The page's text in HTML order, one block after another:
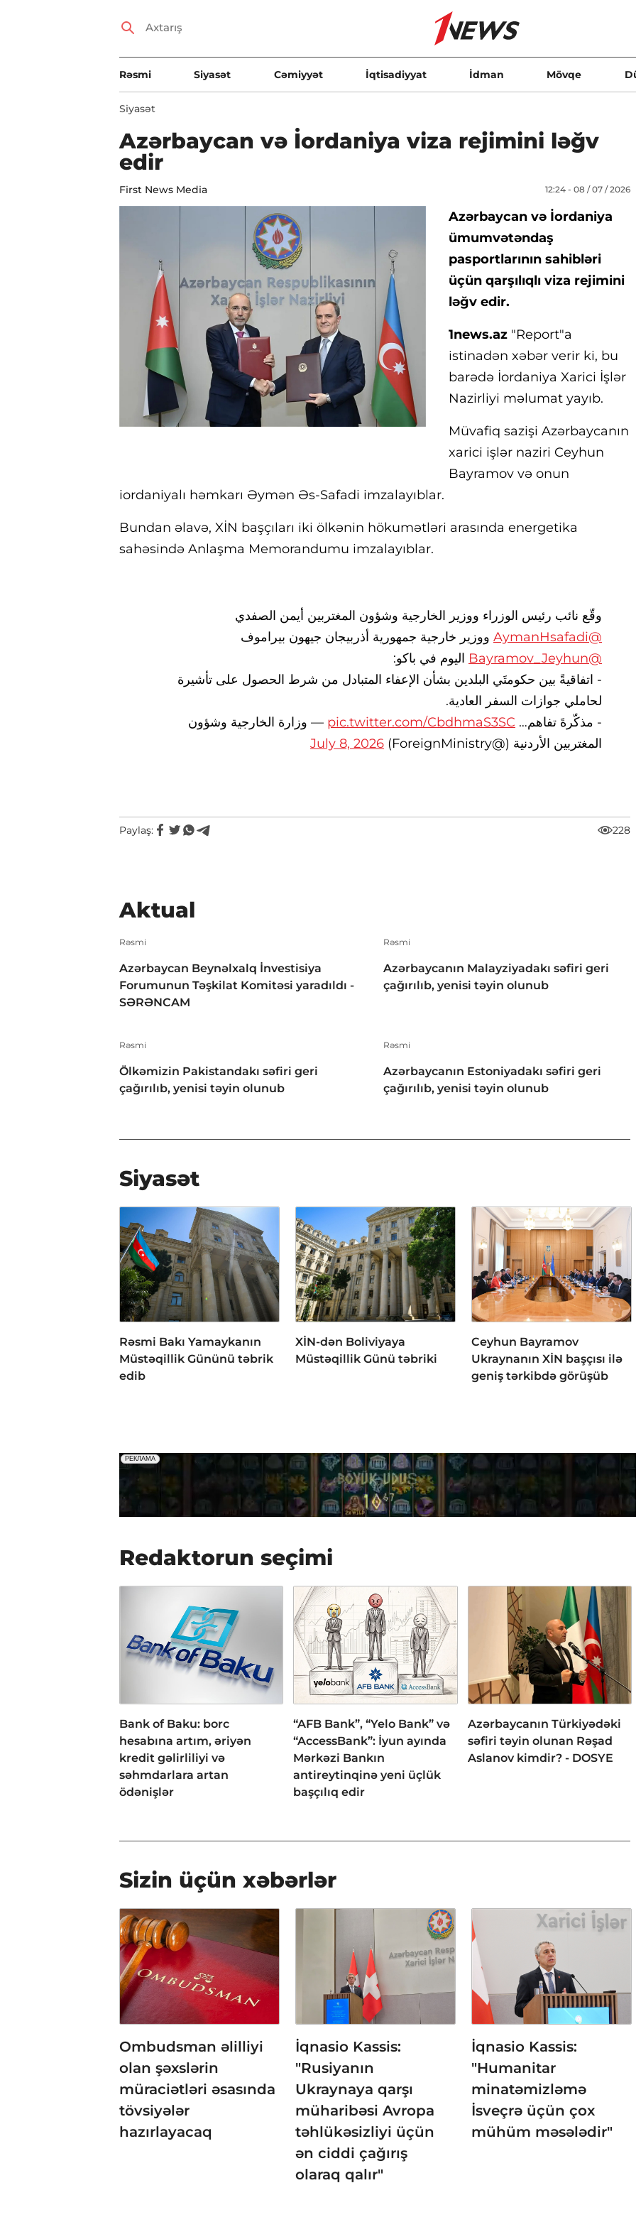
Rəsmi Siyasət Cəmiyyət İqtisadiyyat İdman Mövqe
Siyasət
Azərbaycan və İordaniya viza rejimini ləğv
edir
First News Media 12:24 - 08 / 07 / 2026
Azərbaycan və İordaniya
ümumvətəndaş
pasportlarının sahibləri
üçün qarşılıqlı viza rejimini
ləğv edir.
1news.az "Report"a
istinadən xəbər verir ki, bu
barədə İordaniya Xarici İşlər
Nazirliyi məlumat yayıb.
Müvafiq sazişi Azərbaycanın
xarici işlər naziri Ceyhun
Bayramov və onun
iordaniyalı həmkarı Əymən Əs-Safadi imzalayıblar.
Bundan əlavə, XİN başçıları iki ölkənin hökumətləri arasında energetika
sahəsində Anlaşma Memorandumu imzalayıblar.
وقّع نائب رئيس الوزراء ووزير الخارجية وشؤون المغتربين أيمن الصفدي
@AymanHsafadi
ووزير خارجية جمهورية أذربيجان جيهون بيراموف
@Bayramov_Jeyhun
اليوم في باكو:
- اتفاقيةً بين حكومتَي البلدين بشأن الإعفاء المتبادل من شرط الحصول على تأشيرة
لحاملي جوازات السفر العادية.
- مذكّرةَ تفاهم… pic.twitter.com/CbdhmaS3SC — وزارة الخارجية وشؤون
المغتربين الأردنية (@ForeignMinistry)
July 8, 2026
Paylaş: 228
Aktual
Rəsmi
Azərbaycan Beynəlxalq İnvestisiya
Forumunun Təşkilat Komitəsi yaradıldı -
SƏRƏNCAM
Rəsmi
Azərbaycanın Malayziyadakı səfiri geri
çağırılıb, yenisi təyin olunub
Rəsmi
Ölkəmizin Pakistandakı səfiri geri
çağırılıb, yenisi təyin olunub
Rəsmi
Azərbaycanın Estoniyadakı səfiri geri
çağırılıb, yenisi təyin olunub
Siyasət
Rəsmi Bakı Yamaykanın
Müstəqillik Gününü təbrik
edib
XİN-dən Boliviyaya
Müstəqillik Günü təbriki
Ceyhun Bayramov
Ukraynanın XİN başçısı ilə
geniş tərkibdə görüşüb
Redaktorun seçimi
Bank of Baku: borc
hesabına artım, əriyən
kredit gəlirliliyi və
səhmdarlara artan
ödənişlər
“AFB Bank”, “Yelo Bank” və
“AccessBank”: İyun ayında
Mərkəzi Bankın
antireytinqinə yeni üçlük
başçılıq edir
Azərbaycanın Türkiyədəki
səfiri təyin olunan Rəşad
Aslanov kimdir? - DOSYE
Sizin üçün xəbərlər
Ombudsman əlilliyi
olan şəxslərin
müraciətləri əsasında
tövsiyələr
hazırlayacaq
İqnasio Kassis:
"Rusiyanın
Ukraynaya qarşı
müharibəsi Avropa
təhlükəsizliyi üçün
ən ciddi çağırış
olaraq qalır"
İqnasio Kassis:
"Humanitar
minatəmizləmə
İsveçrə üçün çox
mühüm məsələdir"